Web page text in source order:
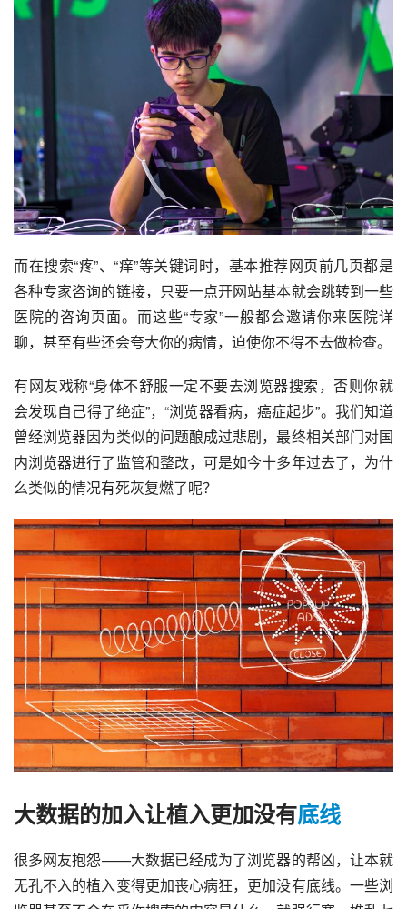
而在搜索“疼”、“痒”等关键词时，基本推荐网页前几页都是
各种专家咨询的链接，只要一点开网站基本就会跳转到一些
医院的咨询页面。而这些“专家”一般都会邀请你来医院详
聊，甚至有些还会夸大你的病情，迫使你不得不去做检查。
有网友戏称“身体不舒服一定不要去浏览器搜索，否则你就
会发现自己得了绝症”，“浏览器看病，癌症起步”。我们知道
曾经浏览器因为类似的问题酿成过悲剧，最终相关部门对国
内浏览器进行了监管和整改，可是如今十多年过去了，为什
么类似的情况有死灰复燃了呢？
大数据的加入让植入更加没有底线
很多网友抱怨——大数据已经成为了浏览器的帮凶，让本就
无孔不入的植入变得更加丧心病狂，更加没有底线。一些浏